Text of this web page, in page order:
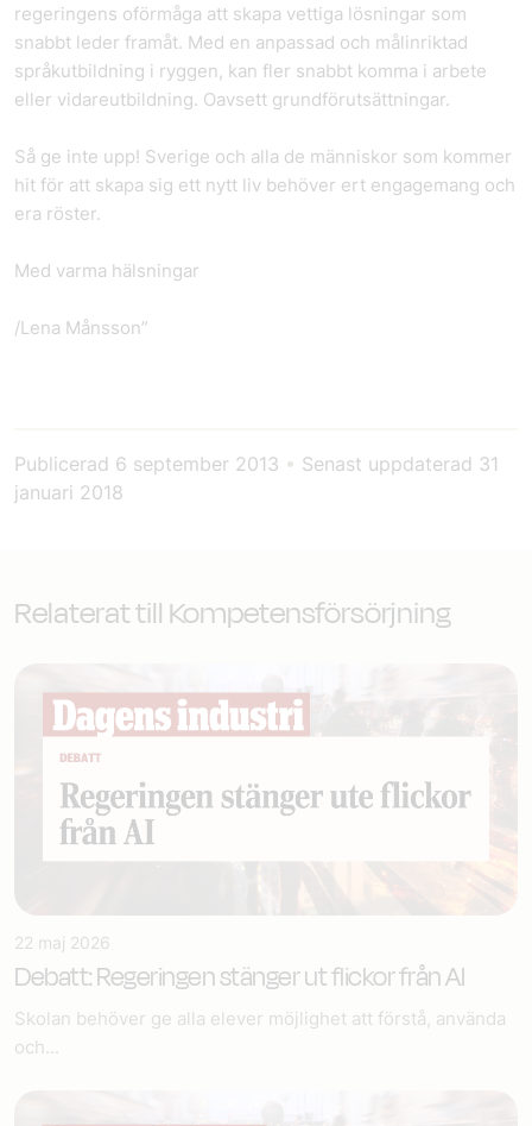
regeringens oförmåga att skapa vettiga lösningar som
snabbt leder framåt. Med en anpassad och målinriktad
språkutbildning i ryggen, kan fler snabbt komma i arbete
eller vidareutbildning. Oavsett grundförutsättningar.
Så ge inte upp! Sverige och alla de människor som kommer
hit för att skapa sig ett nytt liv behöver ert engagemang och
era röster.
Med varma hälsningar
/Lena Månsson”
Publicerad 6 september 2013 • Senast uppdaterad 31
januari 2018
Relaterat till Kompetensförsörjning
22 maj 2026
Debatt: Regeringen stänger ut flickor från AI
Skolan behöver ge alla elever möjlighet att förstå, använda
och...